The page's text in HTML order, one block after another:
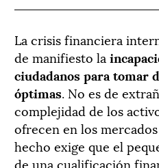
La crisis financiera
de manifiesto la
ciudadanos para tomar
óptimas. No es de
complejidad de los
ofrecen en los
hecho exige que el
de una cualificación